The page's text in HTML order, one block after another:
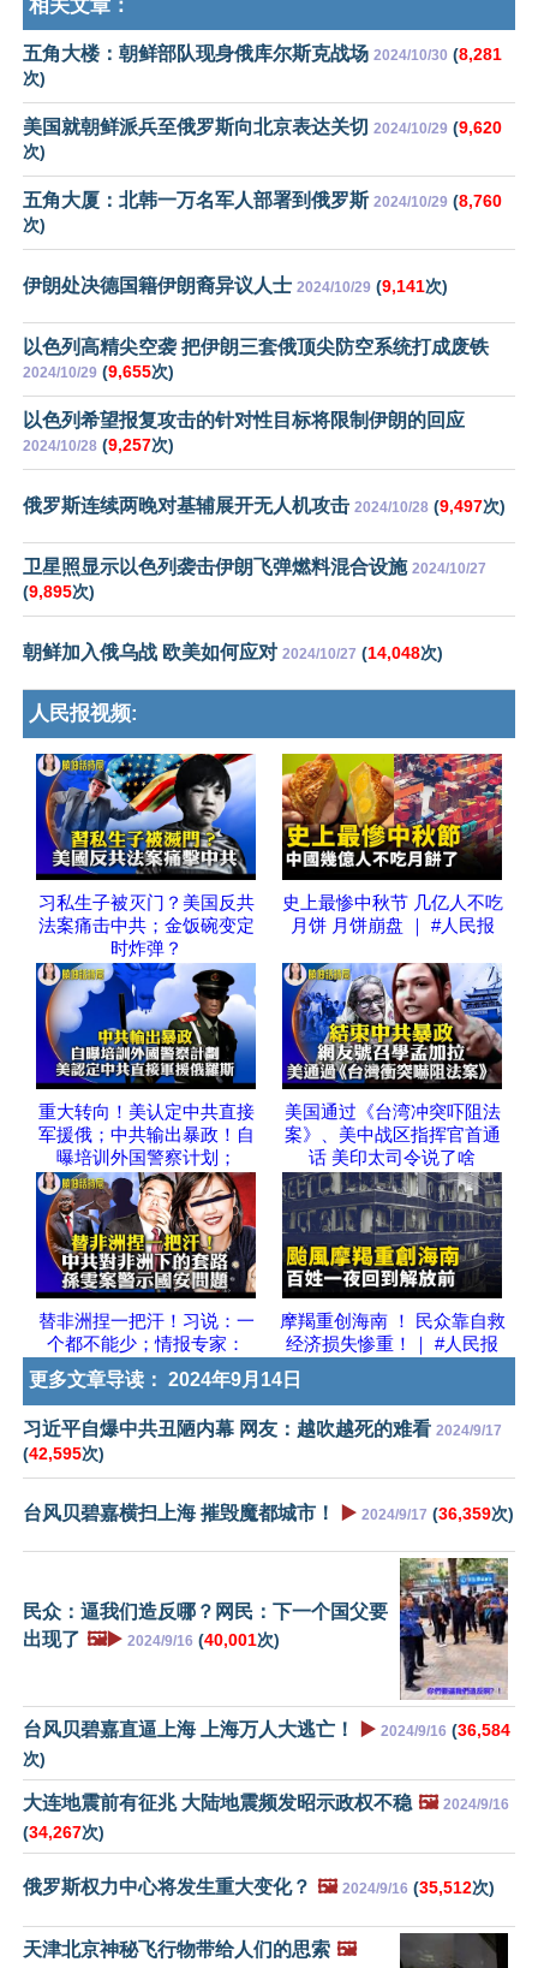
相关文章：
五角大楼：朝鲜部队现身俄库尔斯克战场 2024/10/30 (8,281
次)
美国就朝鲜派兵至俄罗斯向北京表达关切 2024/10/29 (9,620
次)
五角大厦：北韩一万名军人部署到俄罗斯 2024/10/29 (8,760
次)
伊朗处决德国籍伊朗裔异议人士 2024/10/29 (9,141次)
以色列高精尖空袭 把伊朗三套俄顶尖防空系统打成废铁
2024/10/29 (9,655次)
以色列希望报复攻击的针对性目标将限制伊朗的回应
2024/10/28 (9,257次)
俄罗斯连续两晚对基辅展开无人机攻击 2024/10/28 (9,497次)
卫星照显示以色列袭击伊朗飞弹燃料混合设施 2024/10/27
(9,895次)
朝鲜加入俄乌战 欧美如何应对 2024/10/27 (14,048次)
人民报视频:
习私生子被灭门？美国反共
法案痛击中共；金饭碗变定
时炸弹？
史上最惨中秋节 几亿人不吃
月饼 月饼崩盘 ｜ #人民报
重大转向！美认定中共直接
军援俄；中共输出暴政！自
曝培训外国警察计划；
美国通过《台湾冲突吓阻法
案》、美中战区指挥官首通
话 美印太司令说了啥
替非洲捏一把汗！习说：一
个都不能少；情报专家：
摩羯重创海南 ！ 民众靠自救
经济损失惨重！｜ #人民报
更多文章导读： 2024年9月14日
习近平自爆中共丑陋内幕 网友：越吹越死的难看 2024/9/17
(42,595次)
台风贝碧嘉横扫上海 摧毁魔都城市！ ▶️ 2024/9/17 (36,359次)
民众：逼我们造反哪？网民：下一个国父要
出现了 🖼️▶️ 2024/9/16 (40,001次)
台风贝碧嘉直逼上海 上海万人大逃亡！ ▶️ 2024/9/16 (36,584
次)
大连地震前有征兆 大陆地震频发昭示政权不稳 🖼️ 2024/9/16
(34,267次)
俄罗斯权力中心将发生重大变化？ 🖼️ 2024/9/16 (35,512次)
天津北京神秘飞行物带给人们的思索 🖼️